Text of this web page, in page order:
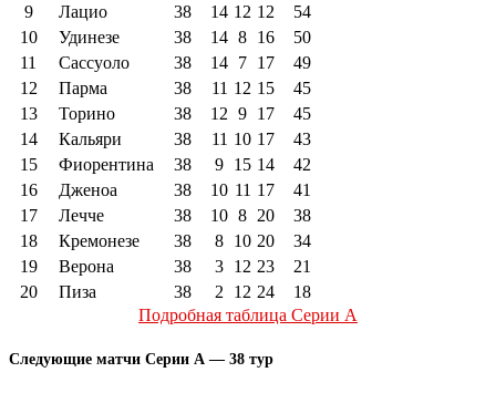
9
Лацио 38 14 12 12
54
10
Удинезе 38 14 8 16
50
11
Сассуоло 38 14 7 17
49
12
Парма 38 11 12 15
45
13
Торино 38 12 9 17
45
14
Кальяри 38 11 10 17
43
15
Фиорентина 38 9 15 14
42
16
Дженоа 38 10 11 17
41
17
Лечче 38 10 8 20
38
18
Кремонезе 38 8 10 20
34
19
Верона 38 3 12 23
21
20
Пиза 38 2 12 24
18
Подробная таблица Серии А
Следующие матчи Серии А — 38 тур